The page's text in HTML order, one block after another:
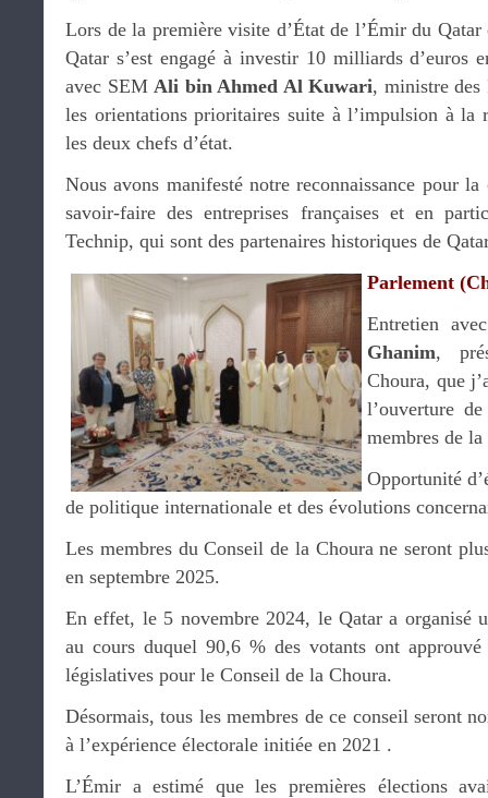
Lors de la première visite d’État de l’Émir du
Qatar s’est engagé à investir 10 milliards d’euros
avec SEM Ali bin Ahmed Al Kuwari, ministre des
les orientations prioritaires suite à l’impulsion à la
les deux chefs d’état.
Nous avons manifesté notre reconnaissance pour
savoir-faire des entreprises françaises et en
Technip, qui sont des partenaires historiques de
Parlement
Entretien
Ghanim,
Choura, que
l’ouverture
membres de
Opportunité
de politique internationale et des évolutions
Les membres du Conseil de la Choura ne seront
en septembre 2025.
En effet, le 5 novembre 2024, le Qatar a organisé
au cours duquel 90,6 % des votants ont approuvé
législatives pour le Conseil de la Choura.
Désormais, tous les membres de ce conseil seront
à l’expérience électorale initiée en 2021 .
L’Émir a estimé que les premières élections